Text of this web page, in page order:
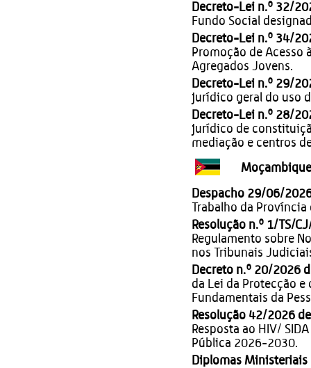
Decreto-Lei n.º 32/
Fundo Social
Decreto-Lei n.º 34/
Promoção de Acesso
Agregados Jovens.
Decreto-Lei n.º 29/
jurídico geral do uso
Decreto-Lei n.º 28/
jurídico de
mediação e centros
Despacho 29/06/
Trabalho da
Resolução n.º 1/TS/
Regulamento sobre
nos Tribunais
Decreto n.º 20/2026
da Lei da Protecção
Fundamentais da
Resolução 42/2026
Resposta ao HIV/
Pública 2026-2030.
Diplomas